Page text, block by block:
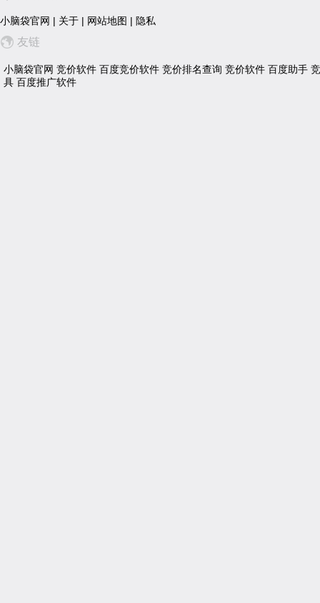
小脑袋官网 | 关于 | 网站地图 | 隐私
友链
小脑袋官网 竞价软件 百度竞价软件 竞价排名查询 竞价软件 百度助手
具 百度推广软件